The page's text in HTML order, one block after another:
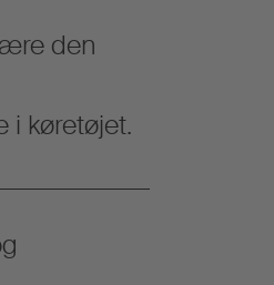
den
i køretøjet.